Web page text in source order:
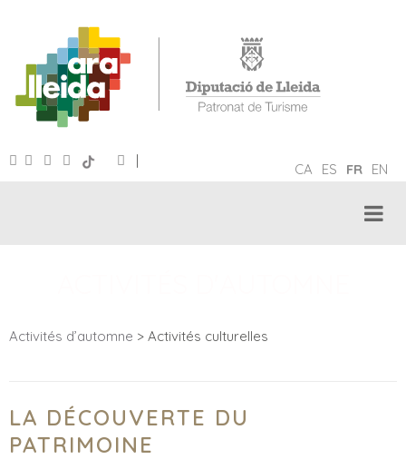
CA ES FR EN
|
Activités d’automne > Activités culturelles
LA DÉCOUVERTE DU
PATRIMOINE